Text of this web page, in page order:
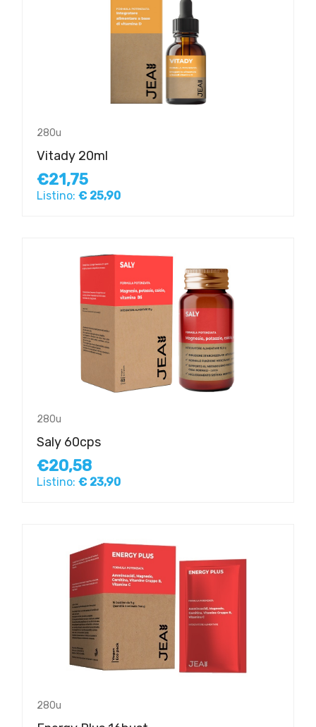
280u
Vitady 20ml
€21,75
Listino: € 25,90
280u
Saly 60cps
€20,58
Listino: € 23,90
280u